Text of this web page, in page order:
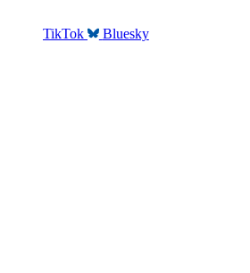
TikTok Bluesky